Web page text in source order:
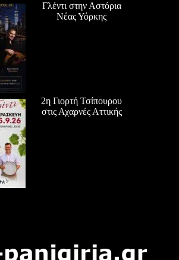
Γλέντι στην Αστόρια
Νέας Υόρκης
2η Γιορτή Τσίπουρου
στις Αχαρνές Αττικής